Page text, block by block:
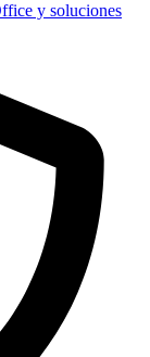
y soluciones